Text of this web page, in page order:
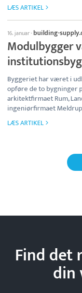
LÆS ARTIKEL
16. januar· building-
Modulbygger
Byggeriet har været i
opføre de to bygninger
arkitektfirmaet Rum,
ingeniørfirmaet
LÆS ARTIKEL
Find det
din